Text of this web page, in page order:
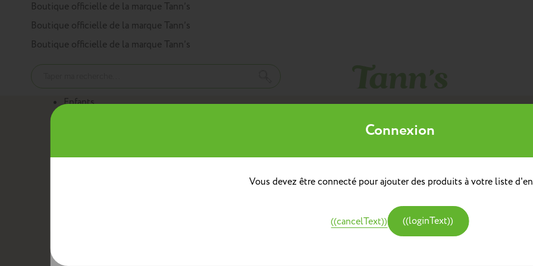
Panneau de gestion des cookies
Boutique officielle de la marque Tann’s
Boutique officielle de la marque Tann’s
Boutique officielle de la marque Tann’s
Enfants
Boîtes à goûterSacs bananesSacs repas avec bandoulièreSacs à dos repas
Collège
Mes listes d'envies
((title))
((label))
Connexion
Vous devez être connecté pour ajouter des produits à votre liste
((cancelText)) ((loginText))